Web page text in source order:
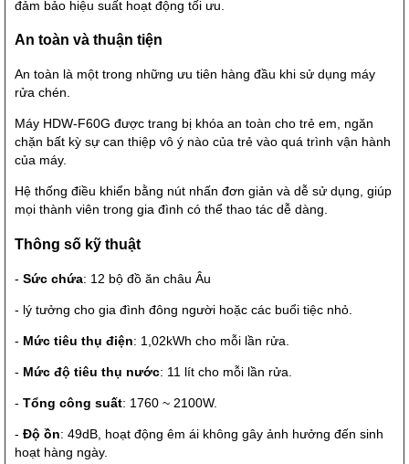
đảm bảo hiệu suất hoạt động tối ưu.
An toàn và thuận tiện
An toàn là một trong những ưu tiên hàng đầu khi sử dụng máy
rửa chén.
Máy HDW-F60G được trang bị khóa an toàn cho trẻ em, ngăn
chặn bất kỳ sự can thiệp vô ý nào của trẻ vào quá trình vận hành
của máy.
Hệ thống điều khiển bằng nút nhấn đơn giản và dễ sử dụng, giúp
mọi thành viên trong gia đình có thể thao tác dễ dàng.
Thông số kỹ thuật
- Sức chứa: 12 bộ đồ ăn châu Âu
- lý tưởng cho gia đình đông người hoặc các buổi tiệc nhỏ.
- Mức tiêu thụ điện: 1,02kWh cho mỗi lần rửa.
- Mức độ tiêu thụ nước: 11 lít cho mỗi lần rửa.
- Tổng công suất: 1760 ~ 2100W.
- Độ ồn: 49dB, hoạt động êm ái không gây ảnh hưởng đến sinh
hoạt hàng ngày.